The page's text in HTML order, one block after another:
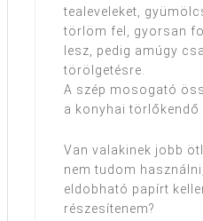
tealeveleket,
törlöm fel, gyorsan
lesz, pedig amúgy
törölgetésre.
A szép mosogató
a konyhai törlőkendő
Van valakinek jobb
nem tudom
eldobható papírt
részesítenem?